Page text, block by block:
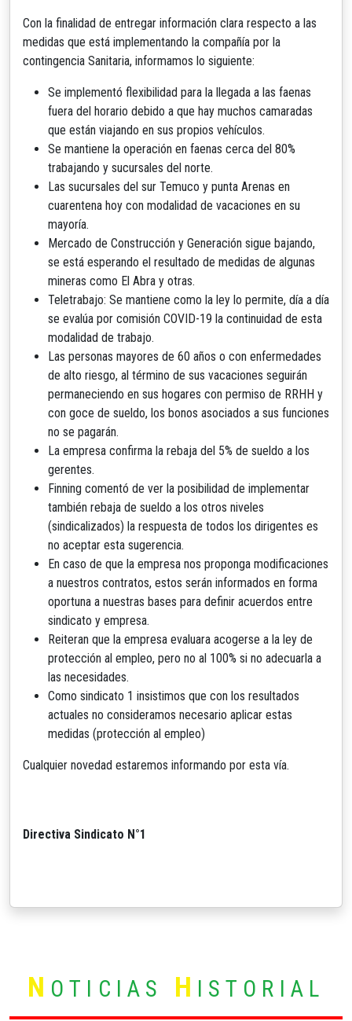
Con la finalidad de entregar información clara respecto a las
medidas que está implementando la compañía por la
contingencia Sanitaria, informamos lo siguiente:
Se implementó flexibilidad para la llegada a las faenas
fuera del horario debido a que hay muchos camaradas
que están viajando en sus propios vehículos.
Se mantiene la operación en faenas cerca del 80%
trabajando y sucursales del norte.
Las sucursales del sur Temuco y punta Arenas en
cuarentena hoy con modalidad de vacaciones en su
mayoría.
Mercado de Construcción y Generación sigue bajando,
se está esperando el resultado de medidas de algunas
mineras como El Abra y otras.
Teletrabajo: Se mantiene como la ley lo permite, día a día
se evalúa por comisión COVID-19 la continuidad de esta
modalidad de trabajo.
Las personas mayores de 60 años o con enfermedades
de alto riesgo, al término de sus vacaciones seguirán
permaneciendo en sus hogares con permiso de RRHH y
con goce de sueldo, los bonos asociados a sus funciones
no se pagarán.
La empresa confirma la rebaja del 5% de sueldo a los
gerentes.
Finning comentó de ver la posibilidad de implementar
también rebaja de sueldo a los otros niveles
(sindicalizados) la respuesta de todos los dirigentes es
no aceptar esta sugerencia.
En caso de que la empresa nos proponga modificaciones
a nuestros contratos, estos serán informados en forma
oportuna a nuestras bases para definir acuerdos entre
sindicato y empresa.
Reiteran que la empresa evaluara acogerse a la ley de
protección al empleo, pero no al 100% si no adecuarla a
las necesidades.
Como sindicato 1 insistimos que con los resultados
actuales no consideramos necesario aplicar estas
medidas (protección al empleo)
Cualquier novedad estaremos informando por esta vía.
Directiva Sindicato N°1
N OTICIAS H ISTORIAL